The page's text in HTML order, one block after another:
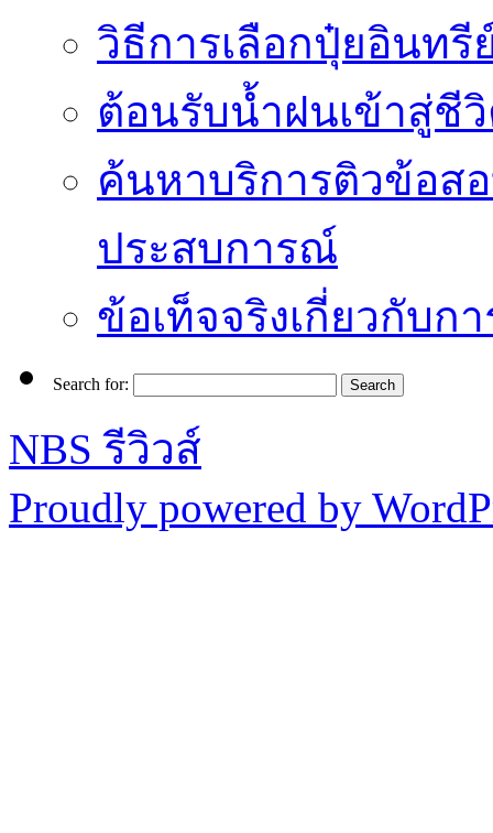
วิธีการเลือกปุ๋ยอินทรี
ต้อนรับน้ำฝนเข้าสู่ชี
ค้นหาบริการติวข้อส
ประสบการณ์
ข้อเท็จจริงเกี่ยวกับก
Search for:
NBS รีวิวส์
Proudly powered by